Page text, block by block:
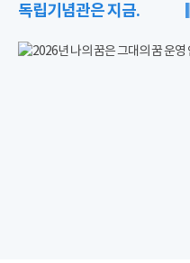
독립기념관은 지금.